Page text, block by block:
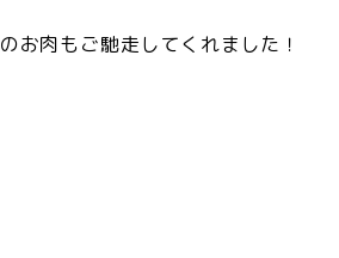
のお肉もご馳走してくれました！